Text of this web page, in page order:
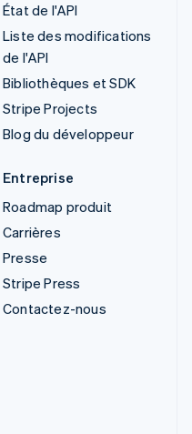
État de l'API
Liste des modifications
de l'API
Bibliothèques et SDK
Stripe Projects
Blog du développeur
Entreprise
Roadmap produit
Carrières
Presse
Stripe Press
Contactez-nous